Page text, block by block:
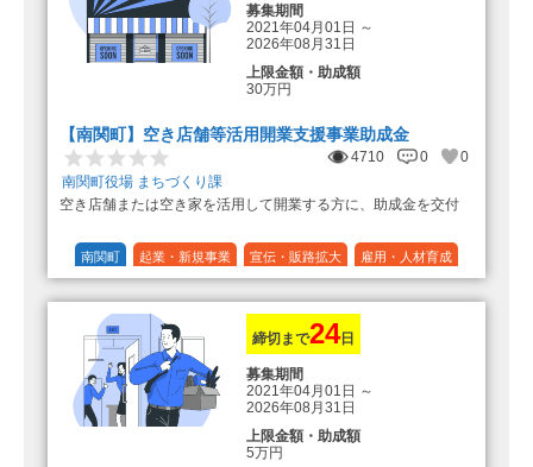
募集期間
2021年04月01日 ～
2026年08月31日
上限金額・助成額
30万円
【南関町】空き店舗等活用開業支援事業助成金
4710 0
0
南関町役場 まちづくり課
空き店舗または空き家を活用して開業する方に、助成金を交付
南関町 起業・新規事業 宣伝・販路拡大 雇用・人材育成
1/3 (33%)
締切まで24日
募集期間
2021年04月01日 ～
2026年08月31日
上限金額・助成額
5万円